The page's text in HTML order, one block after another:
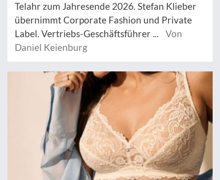
Telahr zum Jahresende 2026. Stefan Klieber
übernimmt Corporate Fashion und Private
Label. Vertriebs-Geschäftsführer ...
Von
Daniel Keienburg